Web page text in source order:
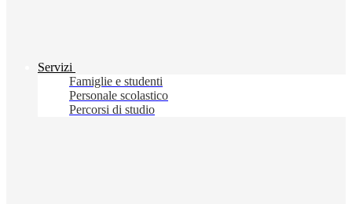
Servizi
Famiglie e studenti
Personale scolastico
Percorsi di studio